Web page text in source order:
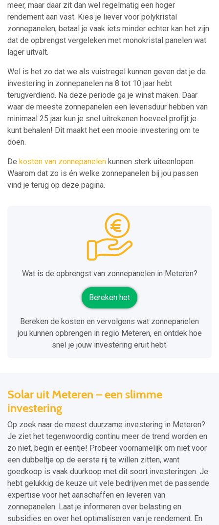
meer, maar daar zit dan wel regelmatig een hoger
rendement aan vast. Kies je liever voor polykristal
zonnepanelen, betaal je vaak iets minder echter kan het zijn
dat de opbrengst vergeleken met monokristal panelen wat
lager uitvalt.
Wel is het zo dat we als vuistregel kunnen geven dat je de
investering in zonnepanelen na 8 tot 10 jaar hebt
terugverdiend. Na deze periode ga je winst maken. Daar
waar de meeste zonnepanelen een levensduur hebben van
minimaal 25 jaar kun je snel uitrekenen hoeveel profijt je
kunt behalen! Dit maakt het een mooie investering om te
doen.
De kosten van zonnepanelen kunnen sterk uiteenlopen.
Waarom dat zo is én welke zonnepanelen bij jou passen
vind je terug op deze pagina.
Wat is de opbrengst van zonnepanelen in Meteren?
Bereken het
Bereken de kosten en vervolgens wat zonnepanelen
jou kunnen opbrengen in regio Meteren, en ontdek hoe
snel je jouw investering eruit hebt.
Solar uit Meteren – een slimme
investering
Op zoek naar de meest duurzame investering in Meteren?
Je ziet het tegenwoordig continu meer de trend worden en
zo niet, begin er eentje! Probeer voornamelijk om niet voor
een dubbeltje op de eerste rij te willen zitten, want
goedkoop is vaak duurkoop met dit soort investeringen. Je
hebt gelukkig de keuze uit vele bedrijven met de passende
expertise voor het aanschaffen en leveren van
zonnepanelen. Laat je informeren over belasting en
subsidies en over het optimaliseren van je rendement. En